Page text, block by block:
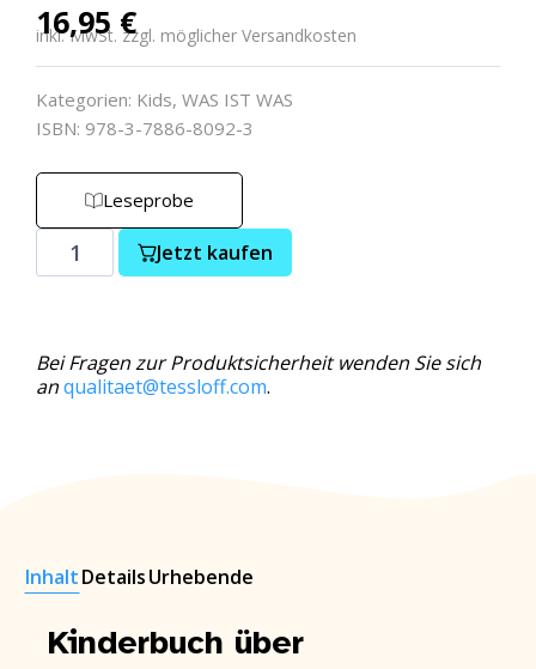
16,95 €
inkl. MwSt. zzgl. möglicher Versandkosten
Kategorien: Kids, WAS IST WAS
ISBN: 978-3-7886-8092-3
Leseprobe
Jetzt kaufen
Bei Fragen zur Produktsicherheit wenden Sie sich
anqualitaet@tessloff.com.
InhaltDetailsUrhebende
Kinderbuch über